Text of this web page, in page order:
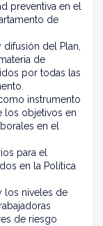
preventiva en el
de
del Plan,
de
por todas las
instrumento
los objetivos en
en el
para el
en la Política
los niveles de
de riesgo